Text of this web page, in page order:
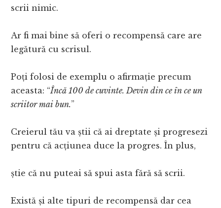
scrii nimic.
Ar fi mai bine să oferi o recompensă care are
legătură cu scrisul.
Poți folosi de exemplu o afirmație precum
aceasta: “Încă 100 de cuvinte. Devin din ce în ce un
scriitor mai bun.”
Creierul tău va știi că ai dreptate și progresezi
pentru că acțiunea duce la progres. În plus,
știe că nu puteai să spui asta fără să scrii.
Există și alte tipuri de recompensă dar cea